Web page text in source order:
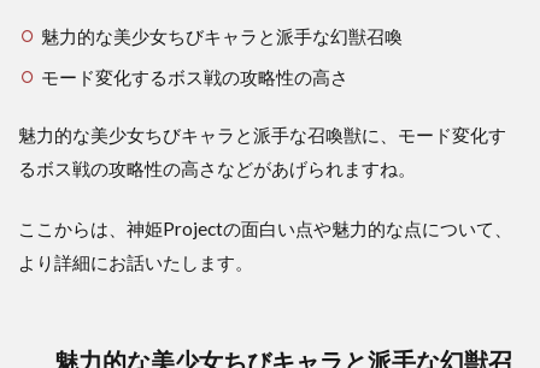
魅力的な美少女ちびキャラと派手な幻獣召喚
モード変化するボス戦の攻略性の高さ
魅力的な美少女ちびキャラと派手な召喚獣に、モード変化す
るボス戦の攻略性の高さなどがあげられますね。
ここからは、神姫Projectの面白い点や魅力的な点について、
より詳細にお話いたします。
魅力的な美少女ちびキャラと派手な幻獣召